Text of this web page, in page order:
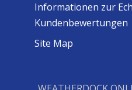
Informationen zur
Kundenbewertungen
Site Map